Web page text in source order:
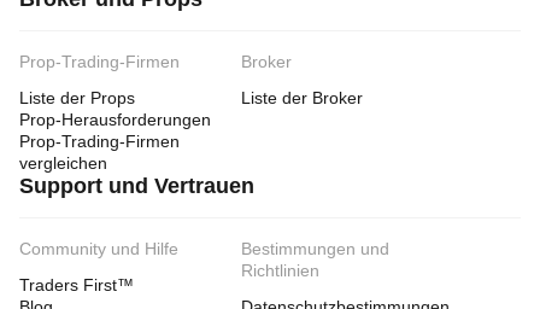
Prop-Trading-Firmen
Liste der Props
Prop-Herausforderungen
Prop-Trading-Firmen
vergleichen
Broker
Liste der Broker
Support und Vertrauen
Community und Hilfe
Traders First™
Bestimmungen und
Richtlinien